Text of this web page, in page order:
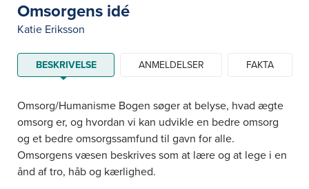
Omsorgens idé
Katie Eriksson
BESKRIVELSE ANMELDELSER FAKTA
Omsorg/Humanisme Bogen søger at belyse, hvad ægte
omsorg er, og hvordan vi kan udvikle en bedre omsorg
og et bedre omsorgssamfund til gavn for alle.
Omsorgens væsen beskrives som at lære og at lege i en
ånd af tro, håb og kærlighed.